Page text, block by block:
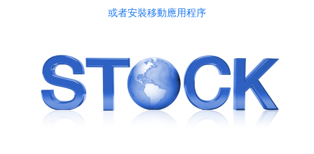
Trader
或者安裝移動應用程序